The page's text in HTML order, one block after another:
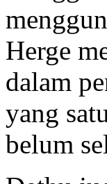
Herge
dalam
yang
belum